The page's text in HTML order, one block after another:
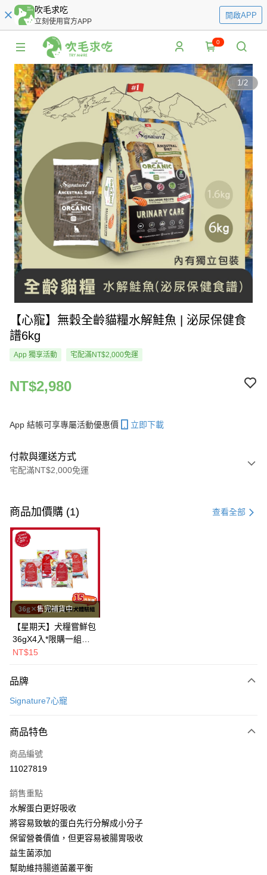
吹毛求吃
立刻使用官方APP
開啟APP
0
1/2
【心寵】無穀全齡貓糧水解鮭魚 | 泌尿保健食
譜6kg
App 獨享活動 宅配滿NT$2,000免運
NT$2,980
App 結帳可享專屬活動優惠價 立即下載
付款與運送方式
宅配滿NT$2,000免運
信用卡一次付款
LINE Pay
Apple Pay
街口支付
悠遊付
Google Pay
全盈+PAY
相關說明
AFTEE先享後付是「在收到商品之後才付款」的支付方式。 讓您購物簡單
１．簡單：不需註冊會員、不需綁卡、不需儲值。
２．便利：只要手機號碼，簡訊認證，即可結帳。
【「AFTEE先享後付」結帳流程】
結帳頁面，進行簡訊認證並確認金額後，即可完成結帳。
３．收到繳費通知簡訊後14天內，點擊此簡訊中的連結，可透過四大超商／
ATM／網路銀行／等多元方式進行付款，方視為交易完成。
※ 請注意：結帳手續完成當下不需立刻繳費，但若您需要取消訂單，請聯絡
購買商品的店家。未經商家同意取消之訂單仍視為有效，需透過AFTEE先享
後付繳納相關費用。
※ 交易是否成功請以「AFTEE先享後付 」之結帳頁面顯示為準，若有關於
ATM付款
運送方式
一般宅配
每筆NT$100，滿NT$2,000(含以上)免運費
大型貨運
每筆NT$300
宅配-離島
每筆NT$180
商品加價購 (1) 查看全部
售完補貨中
【星期天】犬糧嘗鮮包
36gX4入*限購一組｜
鱈+鮭+牛+羊（效期
NT$15
品牌
Signature7心寵
商品特色
商品編號
11027819
銷售重點
水解蛋白更好吸收
將容易致敏的蛋白先行分解成小分子
保留營養價值，但更容易被腸胃吸收
益生菌添加
幫助維持腸道菌叢平衡